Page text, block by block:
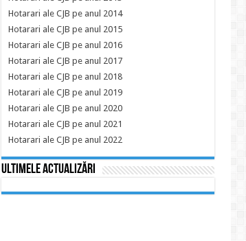
Hotarari ale CJB pe anul 2014
Hotarari ale CJB pe anul 2015
Hotarari ale CJB pe anul 2016
Hotarari ale CJB pe anul 2017
Hotarari ale CJB pe anul 2018
Hotarari ale CJB pe anul 2019
Hotarari ale CJB pe anul 2020
Hotarari ale CJB pe anul 2021
Hotarari ale CJB pe anul 2022
Ultimele actualizări